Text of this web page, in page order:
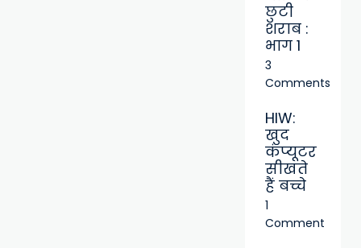
छुटी
शराब :
भाग 1
3
Comments
HIW:
खुद
कंप्यूटर
सीखते
हैं बच्चे
1
Comment